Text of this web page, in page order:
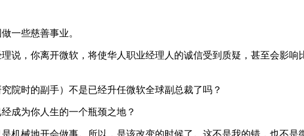
一些慈善事业。
，你离开微软，将使华人职业经理人的诚信受到质疑，甚至会影响
时的副手）不是已经升任微软全球副总裁了吗？
成为你人生的一个瓶颈之地？